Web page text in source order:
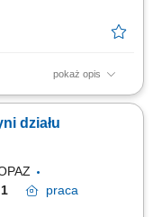
pokaż opis
oraz udzielanie
kontrolowanie jakości
sprzedaży
działu
1
praca